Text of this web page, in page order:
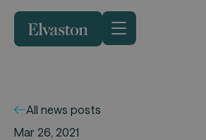
All news posts
Mar 26, 2021